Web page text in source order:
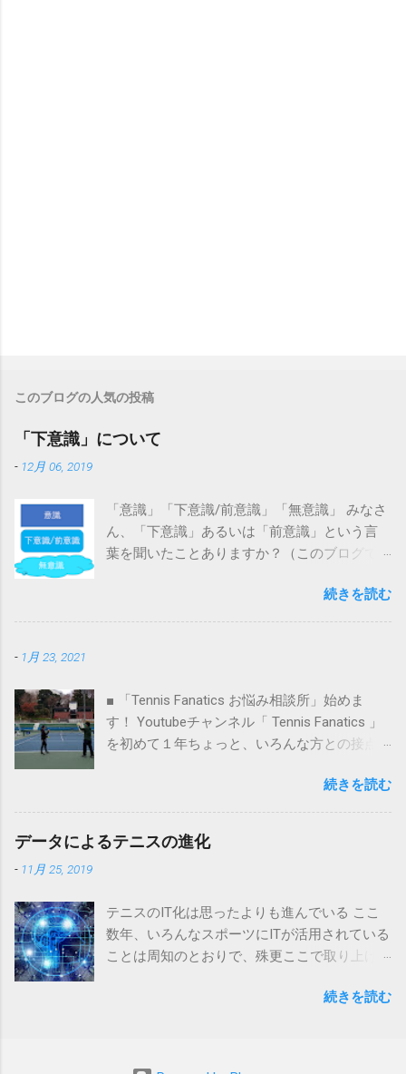
このブログの人気の投稿
「下意識」について
- 12月 06, 2019
「意識」「下意識/前意識」「無意識」 みなさ
ん、「下意識」あるいは「前意識」という言
葉を聞いたことありますか？（このブログで
広辞苑によると、 ”意識されていないが、思い
出すことが可能な心の領域” と定義されていま
さんたくさん練習を繰り返したと思います。
でも、一度乗れるようになると、特段意識し
なくても自転車を運転できると思います。と
はいないですよね。このように一度体に覚え
こませてしまったら、意識しなくてもそれが
できてしまう状態のことを「下意識」と言い
と思います。 あらかじめお断りしておきます
が、今回はあまりITはあまり関係ない記事とな
っております。 寿司職人になるために長年の
修行は必要か？ 以前、実業家で有名なホリエ
続きを読む
- 1月 23, 2021
■ 「Tennis Fanatics お悩み相談所」始めま
す！ Youtubeチャンネル「 Tennis Fanatics 」
を初めて１年ちょっと、いろんな方との接点
Twitterでも、本当のたくさんのテニス愛好家
のみなさんとつながることができました。 週
末の試合、平日仕事終わりの練習、雨が降っ
たらトレーニング、、、みなさんのテニス熱
エースが取れるようになりたい、苦手を克服
したい、、、いろんな悩みを持っていらっし
ゃる方が多いことにも気がつきます。けれど
方はどれくらいいるでしょう？ ・テニススク
が出せない。。。 ・無料動画も多いけど、ど
続きを読む
データによるテニスの進化
- 11月 25, 2019
テニスのIT化は思ったよりも進んでいる ここ
数年、いろんなスポーツにITが活用されている
ことは周知のとおりで、殊更ここで取り上げ
さらなる向上には、もはやITなくしては実現で
などでよく見かける「チャレンジシステム」
続きを読む